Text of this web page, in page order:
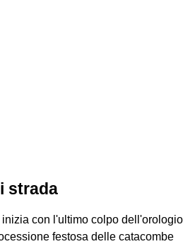
strada
inizia con l'ultimo colpo dell'orologio
festosa delle catacombe